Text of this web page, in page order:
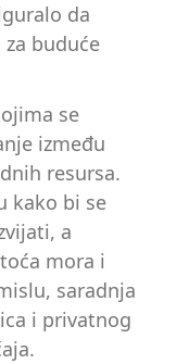
da
buduće
se
između
resursa.
kako bi se
a
mora i
saradnja
i privatnog